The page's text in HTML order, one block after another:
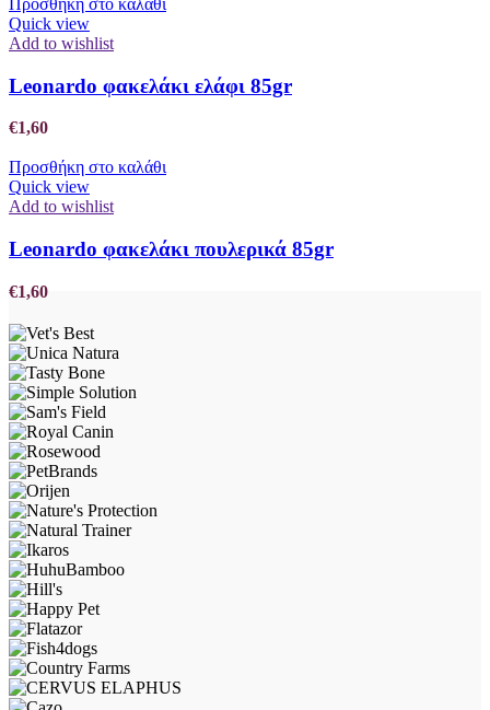
Quick view
Add to wishlist
Leonardo φακελάκι ελάφι 85gr
€1,60
Προσθήκη στο καλάθι
Quick view
Add to wishlist
Leonardo φακελάκι πουλερικά 85gr
€1,60